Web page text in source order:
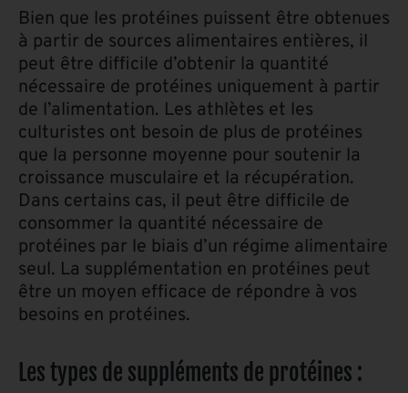
Bien que les protéines puissent être obtenues
à partir de sources alimentaires entières, il
peut être difficile d’obtenir la quantité
nécessaire de protéines uniquement à partir
de l’alimentation. Les athlètes et les
culturistes ont besoin de plus de protéines
que la personne moyenne pour soutenir la
croissance musculaire et la récupération.
Dans certains cas, il peut être difficile de
consommer la quantité nécessaire de
protéines par le biais d’un régime alimentaire
seul. La supplémentation en protéines peut
être un moyen efficace de répondre à vos
besoins en protéines.
Les types de suppléments de protéines :